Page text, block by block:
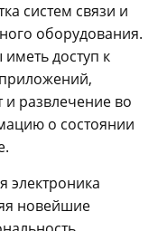
систем связи и
оборудования.
доступ к
развлечение во
о состоянии
электроника
новейшие